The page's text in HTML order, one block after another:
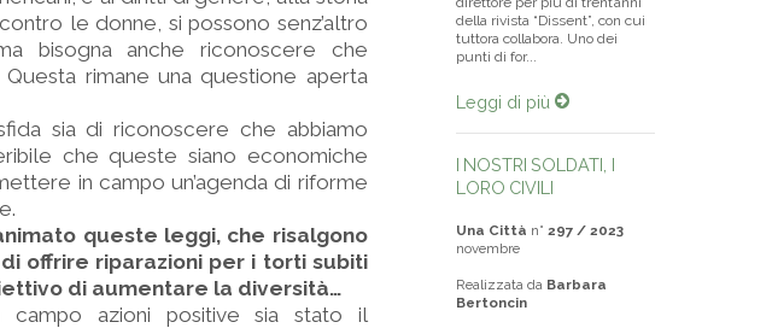
le donne, si possono senz’altro
bisogna anche riconoscere che
rimane una questione aperta
sia di riconoscere che abbiamo
che queste siano economiche
in campo un’agenda di riforme
queste leggi, che risalgono
offrire riparazioni per i torti subiti
di aumentare la diversità…
azioni positive sia stato il
della rivista “Dissent”, con cui
tuttora collabora. Uno dei
punti di for...
Leggi di più
I NOSTRI SOLDATI, I
LORO CIVILI
Una Città n° 297 / 2023
novembre
Realizzata da Barbara
Bertoncin